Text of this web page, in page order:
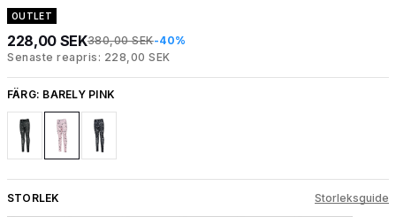
OUTLET
228,00 SEK380,00 SEK-40%
Senaste reapris: 228,00 SEK
FÄRG: BARELY PINK
STORLEK Storleksguide